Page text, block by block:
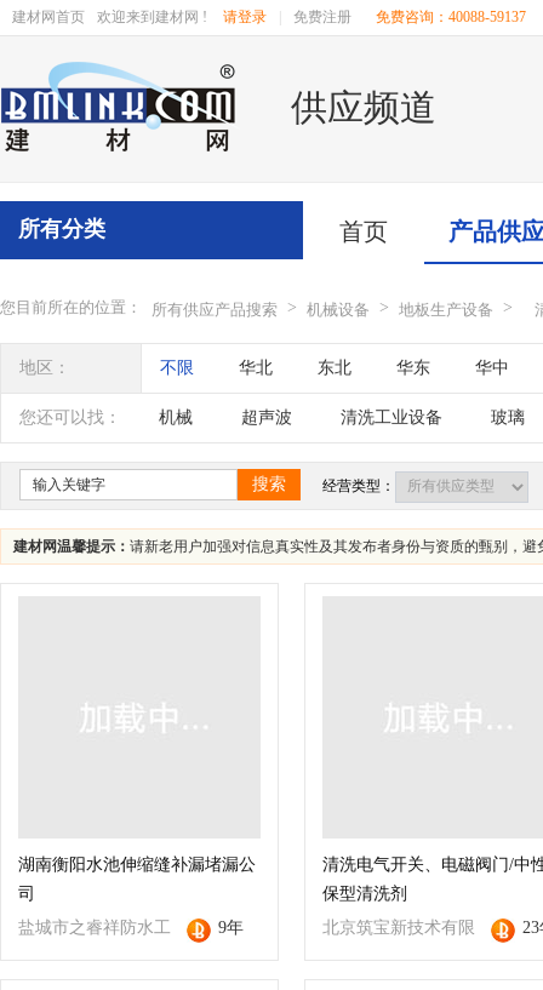
建材网首页 欢迎来到建材网 ! 请登录 免费注册 免费咨询：40088-59137
供应频道
首页 产品供
所有分类
您目前所在的位置： 所有供应产品搜索 > 机械设备 > 地板生产设备 >
地区： 不限 华北 东北 华东 华中
辽宁 吉林 黑龙江 内蒙古 江苏
四川 海南 贵州 云南 西藏
您还可以找： 机械 超声波 清洗工业设备 玻璃
搜索 经营类型：
建材网温馨提示： 请新老用户加强对信息真实性及其发布者身份与资质的甄别，
湖南衡阳水池伸缩缝补漏堵漏公
司
盐城市之睿祥防水工
程有限公司
9年
清洗电气开关、电磁阀门/中
保型清洗剂
北京筑宝新技术有限
公司